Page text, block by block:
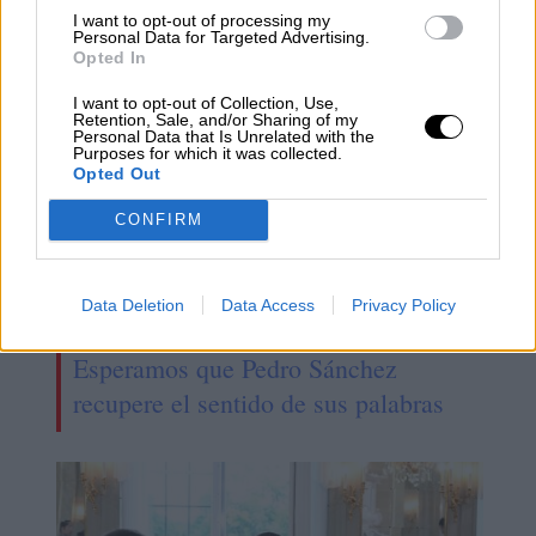
I want to opt-out of processing my
Personal Data for Targeted Advertising.
Opted In
I want to opt-out of Collection, Use,
Retention, Sale, and/or Sharing of my
Personal Data that Is Unrelated with the
Purposes for which it was collected.
Opted Out
CONFIRM
Data Deletion Data Access Privacy Policy
camino abierto para el mañana"
Esperamos que Pedro Sánchez
recupere el sentido de sus palabras